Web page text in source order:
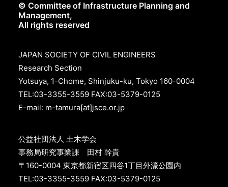
© Committee of Infrastructure Planning and
Management,
All rights reserved
JAPAN SOCIETY OF CIVIL ENGINEERS
Research Section
Yotsuya, 1-Chome, Shinjuku-ku, Tokyo 160-0004
TEL:03-3355-3559 FAX:03-5379-0125
E-mail: m-tamura[at]jsce.or.jp
公益社団法人 土木学会
事務局研究事業課 田村 幹貴
〒160-0004 東京都新宿区四谷1丁目外濠公園内
TEL:03-3355-3559 FAX:03-5379-0125